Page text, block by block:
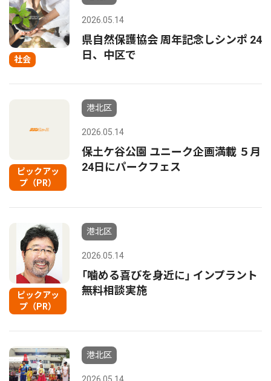
社会
2026.05.14
県自然保護協会 周年記念しシンポ 24
日、中区で
ピックアッ
プ（PR）
港北区
2026.05.14
保土ケ谷公園 ユニーク企画満載 ５月
24日にパークフェス
ピックアッ
プ（PR）
港北区
2026.05.14
｢噛める喜びを身近に｣ インプラント
無料相談実施
港北区